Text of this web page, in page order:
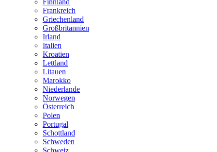
Finnland
Frankreich
Griechenland
Großbritannien
Irland
Italien
Kroatien
Lettland
Litauen
Marokko
Niederlande
Norwegen
Österreich
Polen
Portugal
Schottland
Schweden
Schweiz